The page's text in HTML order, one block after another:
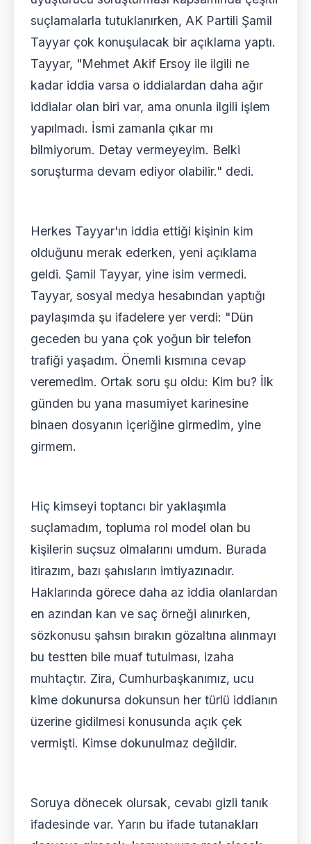
suçlamalarla tutuklanırken, AK Partili Şamil
Tayyar çok konuşulacak bir açıklama yaptı.
Tayyar, "Mehmet Akif Ersoy ile ilgili ne
kadar iddia varsa o iddialardan daha ağır
iddialar olan biri var, ama onunla ilgili işlem
yapılmadı. İsmi zamanla çıkar mı
bilmiyorum. Detay vermeyeyim. Belki
soruşturma devam ediyor olabilir." dedi.
Herkes Tayyar'ın iddia ettiği kişinin kim
olduğunu merak ederken, yeni açıklama
geldi. Şamil Tayyar, yine isim vermedi.
Tayyar, sosyal medya hesabından yaptığı
paylaşımda şu ifadelere yer verdi: "Dün
geceden bu yana çok yoğun bir telefon
trafiği yaşadım. Önemli kısmına cevap
veremedim. Ortak soru şu oldu: Kim bu? İlk
günden bu yana masumiyet karinesine
binaen dosyanın içeriğine girmedim, yine
girmem.
Hiç kimseyi toptancı bir yaklaşımla
suçlamadım, topluma rol model olan bu
kişilerin suçsuz olmalarını umdum. Burada
itirazım, bazı şahısların imtiyazınadır.
Haklarında görece daha az iddia olanlardan
en azından kan ve saç örneği alınırken,
sözkonusu şahsın bırakın gözaltına alınmayı
bu testten bile muaf tutulması, izaha
muhtaçtır. Zira, Cumhurbaşkanımız, ucu
kime dokunursa dokunsun her türlü iddianın
üzerine gidilmesi konusunda açık çek
vermişti. Kimse dokunulmaz değildir.
Soruya dönecek olursak, cevabı gizli tanık
ifadesinde var. Yarın bu ifade tutanakları